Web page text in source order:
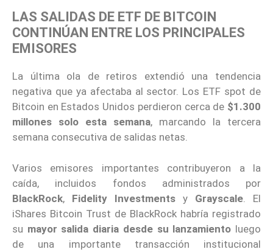
LAS SALIDAS DE ETF DE BITCOIN
CONTINÚAN ENTRE LOS PRINCIPALES
EMISORES
La última ola de retiros extendió una tendencia
negativa que ya afectaba al sector. Los ETF spot de
Bitcoin en Estados Unidos perdieron cerca de $1.300
millones solo esta semana, marcando la tercera
semana consecutiva de salidas netas.
Varios emisores importantes contribuyeron a la
caída, incluidos fondos administrados por
BlackRock, Fidelity Investments y Grayscale . El
iShares Bitcoin Trust de BlackRock habría registrado
su mayor salida diaria desde su lanzamiento luego
de una importante transacción institucional